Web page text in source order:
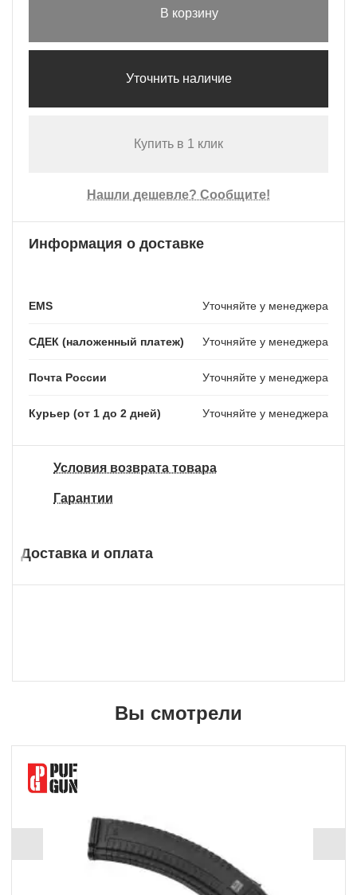
В корзину
Уточнить наличие
Купить в 1 клик
Нашли дешевле? Сообщите!
Информация о доставке
EMS Уточняйте у менеджера
СДЕК (наложенный платеж) Уточняйте у менеджера
Почта России Уточняйте у менеджера
Курьер (от 1 до 2 дней) Уточняйте у менеджера
Условия возврата товара
Гарантии
Доставка и оплата
Вы смотрели